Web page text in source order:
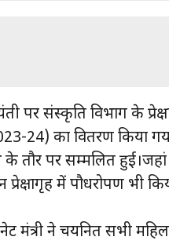
पर संस्कृति विभाग के
24) का वितरण किया
के तौर पर सम्मलित
में पौधरोपण भी
मंत्री ने चयनित सभी